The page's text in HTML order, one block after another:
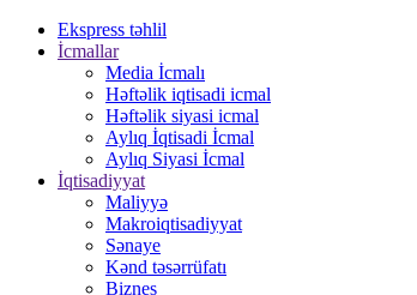
Ekspress təhlil
İcmallar
Media İcmalı
Həftəlik iqtisadi icmal
Həftəlik siyasi icmal
Aylıq İqtisadi İcmal
Aylıq Siyasi İcmal
İqtisadiyyat
Maliyyə
Makroiqtisadiyyat
Sənaye
Kənd təsərrüfatı
Biznes